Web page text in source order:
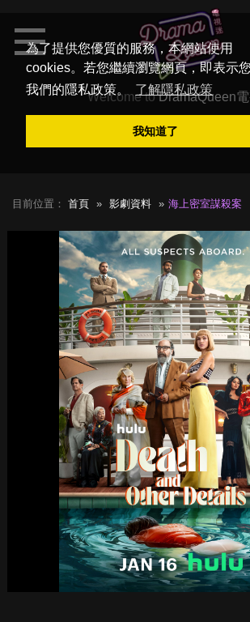
為了提供您優質的服務，本網站使用
cookies。若您繼續瀏覽網頁，即表示
我們的隱私政策。
了解隱私政策
我知道了
Welcome toDramaQueen
目前位置： 首頁 影劇資料 海上密室謀殺案